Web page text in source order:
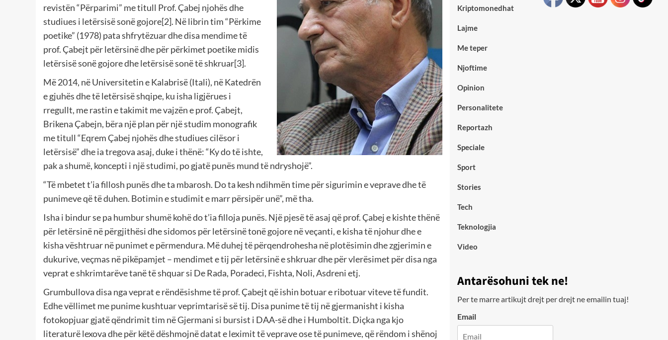
revistën “Përparimi” me titull Prof. Çabej njohës dhe
studiues i letërsisë sonë gojore[2]. Në librin tim “Përkime
poetike” (1978) pata shfrytëzuar dhe disa mendime të
prof. Çabejt për letërsinë dhe për përkimet poetike midis
letërsisë sonë gojore dhe letërsisë sonë të shkruar[3].
Më 2014, në Universitetin e Kalabrisë (Itali), në Katedrën
e gjuhës dhe të letërsisë shqipe, ku isha ligjërues i
rregullt, me rastin e takimit me vajzën e prof. Çabejt,
Brikena Çabejn, bëra një plan për një studim monografik
me titull “Eqrem Çabej njohës dhe studiues cilësor i
letërsisë” dhe ia tregova asaj, duke i thënë: “Ky do të ishte,
pak a shumë, koncepti i një studimi, po gjatë punës mund të ndryshojë”.
“Të mbetet t’ia fillosh punës dhe ta mbarosh. Do ta kesh ndihmën time për sigurimin e veprave dhe të
punimeve që të duhen. Botimin e studimit e marr përsipër unë”, më tha.
Isha i bindur se pa humbur shumë kohë do t’ia filloja punës. Një pjesë të asaj që prof. Çabej e kishte thënë
për letërsinë në përgjithësi dhe sidomos për letërsinë tonë gojore në veçanti, e kisha të njohur dhe e
kisha vështruar në punimet e përmendura. Më duhej të përqendrohesha në plotësimin dhe zgjerimin e
dukurive, veçmas në pikëpamjet – mendimet e tij për letërsinë e shkruar dhe për vlerësimet për disa nga
veprat e shkrimtarëve tanë të shquar si De Rada, Poradeci, Fishta, Noli, Asdreni etj.
Grumbullova disa nga veprat e rëndësishme të prof. Çabejt që ishin botuar e ribotuar viteve të fundit.
Edhe vëllimet me punime kushtuar veprimtarisë së tij. Disa punime të tij në gjermanisht i kisha
fotokopjuar gjatë qëndrimit tim në Gjermani si bursist i DAA-së dhe i Humboltit. Diçka nga kjo
literaturë lexova dhe për këtë dëshmojnë datat e leximit të veprave ose të punimeve, që rëndom i shënoj
Kriptomonedhat
Lajme
Me teper
Njoftime
Opinion
Personalitete
Reportazh
Speciale
Sport
Stories
Tech
Teknologjia
Video
Antarësohuni tek ne!
Per te marre artikujt drejt per drejt ne emailin tuaj!
Email